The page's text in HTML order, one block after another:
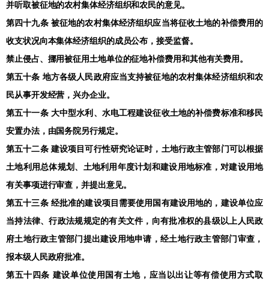
并听取被征地的农村集体经济组织和农民的意见。
第四十九条 被征地的农村集体经济组织应当将征收土地的补偿费用的
收支状况向本集体经济组织的成员公布，接受监督。
禁止侵占、挪用被征用土地单位的征地补偿费用和其他有关费用。
第五十条 地方各级人民政府应当支持被征地的农村集体经济组织和农
民从事开发经营，兴办企业。
第五十一条 大中型水利、水电工程建设征收土地的补偿费标准和移民
安置办法，由国务院另行规定。
第五十二条 建设项目可行性研究论证时，土地行政主管部门可以根据
土地利用总体规划、土地利用年度计划和建设用地标准，对建设用地
有关事项进行审查，并提出意见。
第五十三条 经批准的建设项目需要使用国有建设用地的，建设单位应
当持法律、行政法规规定的有关文件，向有批准权的县级以上人民政
府土地行政主管部门提出建设用地申请，经土地行政主管部门审查，
报本级人民政府批准。
第五十四条 建设单位使用国有土地，应当以出让等有偿使用方式取